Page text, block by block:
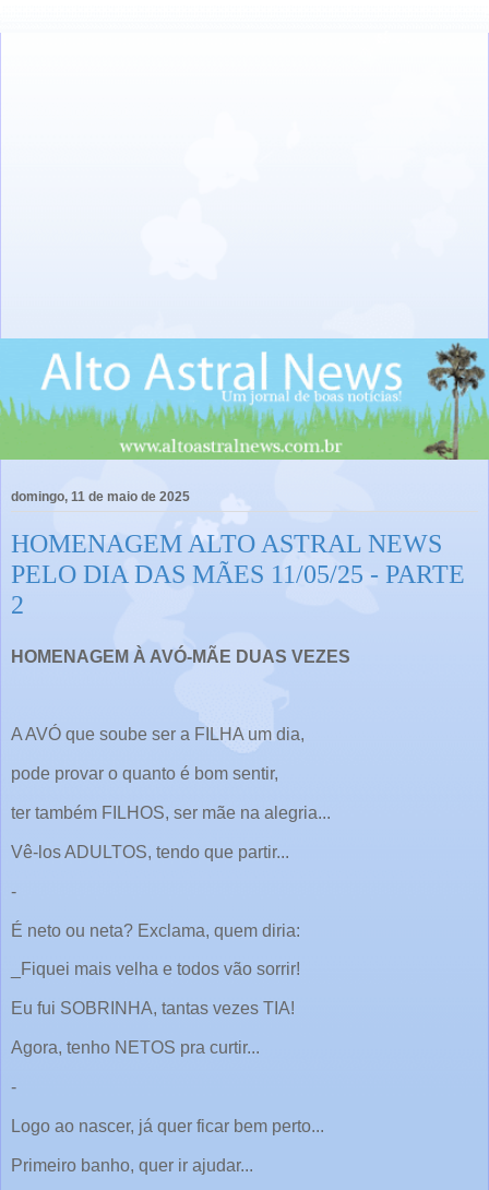
domingo, 11 de maio de 2025
HOMENAGEM ALTO ASTRAL NEWS
PELO DIA DAS MÃES 11/05/25 - PARTE
2
HOMENAGEM À AVÓ-MÃE DUAS VEZES
A AVÓ que soube ser a FILHA um dia,
pode provar o quanto é bom sentir,
ter também FILHOS, ser mãe na alegria...
Vê-los ADULTOS, tendo que partir...
-
É neto ou neta? Exclama, quem diria:
_Fiquei mais velha e todos vão sorrir!
Eu fui SOBRINHA, tantas vezes TIA!
Agora, tenho NETOS pra curtir...
-
Logo ao nascer, já quer ficar bem perto...
Primeiro banho, quer ir ajudar...